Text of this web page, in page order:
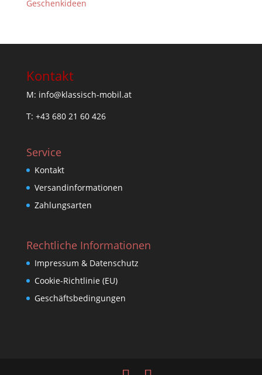
Geschenkideen
Kontakt
M: info@klassisch-mobil.at
T: +43 680 21 60 426
Service
Kontakt
Versandinformationen
Zahlungsarten
Rechtliche Informationen
Impressum & Datenschutz
Cookie-Richtlinie (EU)
Geschäftsbedingungen